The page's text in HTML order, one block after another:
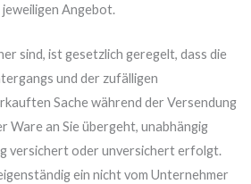
Angebot.
sind, ist gesetzlich geregelt, dass die
und der zufälligen
Sache während der Versendung
Ware an Sie übergeht, unabhängig
versichert oder unversichert erfolgt.
ein nicht vom Unternehmer